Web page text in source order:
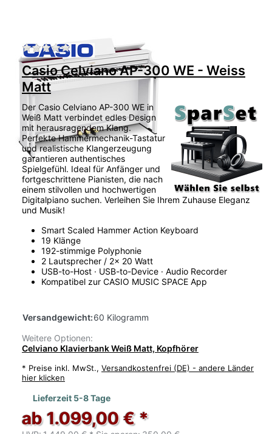
Zu diesem Produkt liegen noch keine
Casio Celviano AP-300 WE - Weiss
Matt
Der Casio Celviano AP-300 WE in
Weiß Matt verbindet edles Design
mit herausragendem Klang.
Perfekte Hammermechanik-Tastatur
und realistische Klangerzeugung
garantieren authentisches
Spielgefühl. Ideal für Anfänger und
fortgeschrittene Pianisten, die nach
einem stilvollen und hochwertigen
Digitalpiano suchen. Verleihen Sie Ihrem Zuhause Eleganz
und Musik!
Smart Scaled Hammer Action Keyboard
19 Klänge
192-stimmige Polyphonie
2 Lautsprecher / 2x 20 Watt
USB-to-Host · USB-to-Device · Audio Recorder
Kompatibel zur CASIO MUSIC SPACE App
Versandgewicht:60 Kilogramm
Weitere Optionen:
Celviano Klavierbank Weiß Matt, Kopfhörer
* Preise inkl. MwSt., Versandkostenfrei (DE) - andere Länder
hier klicken
Lieferzeit 5-8 Tage
ab 1.099,00 € *